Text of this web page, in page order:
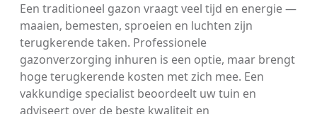
Een traditioneel gazon vraagt veel tijd en energie —
maaien, bemesten, sproeien en luchten zijn
terugkerende taken. Professionele
gazonverzorging inhuren is een optie, maar brengt
hoge terugkerende kosten met zich mee. Een
vakkundige specialist beoordeelt uw tuin en
adviseert over de beste kwaliteit en